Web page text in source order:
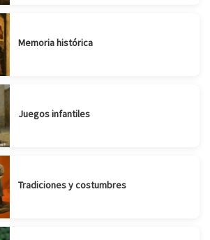
Memoria histórica
Juegos infantiles
Tradiciones y costumbres